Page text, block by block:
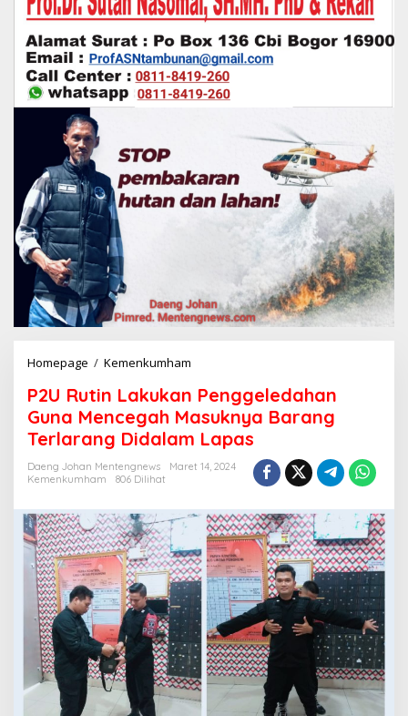
Homepage / Kemenkumham
U
R
u
t
i
a
k
a
n
P
e
n
g
g
e
l
P2U Rutin Lakukan Penggeledahan
Guna Mencegah Masuknya Barang
Terlarang Didalam Lapas
Daeng Johan Mentengnews
Maret 14, 2024
Kemenkumham
806 Dilihat